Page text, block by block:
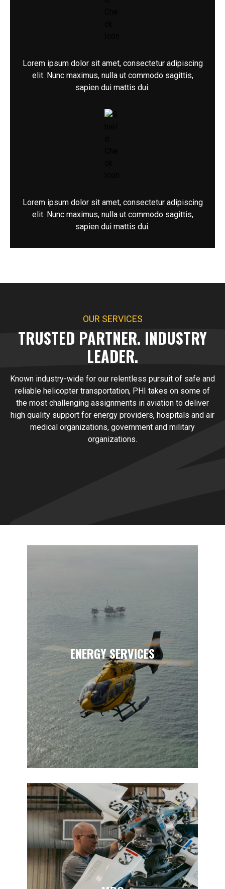
Lorem ipsum dolor sit amet, consectetur adipiscing
elit. Nunc maximus, nulla ut commodo sagittis,
sapien dui mattis dui.
Lorem ipsum dolor sit amet, consectetur adipiscing
elit. Nunc maximus, nulla ut commodo sagittis,
sapien dui mattis dui.
OUR SERVICES
TRUSTED PARTNER. INDUSTRY
LEADER.
Known industry-wide for our relentless pursuit of safe and
reliable helicopter transportation, PHI takes on some of
the most challenging assignments in aviation to deliver
high quality support for energy providers, hospitals and air
medical organizations, government and military
organizations.
ENERGY SERVICES